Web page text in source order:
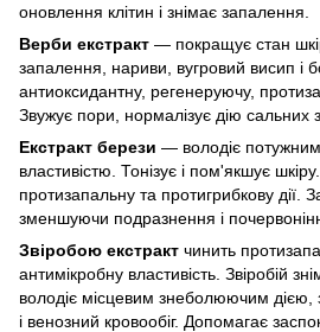
оновлення клітин і знімає запалення.
Верби екстракт — покращує стан
запалення, нариви, вугровий висип і
антиоксидантну, регенеруючу,
Звужує пори, нормалізує дію сальних
Екстракт берези — володіє
властивістю. Тонізує і пом'якшує
протизапальну та протигрибкову дії.
зменшуючи подразнення і
Звіробою екстракт чинить
антимікробну властивість. Звіробій
володіє місцевим знеболюючим дією,
і венозний кровообіг. Допомагає